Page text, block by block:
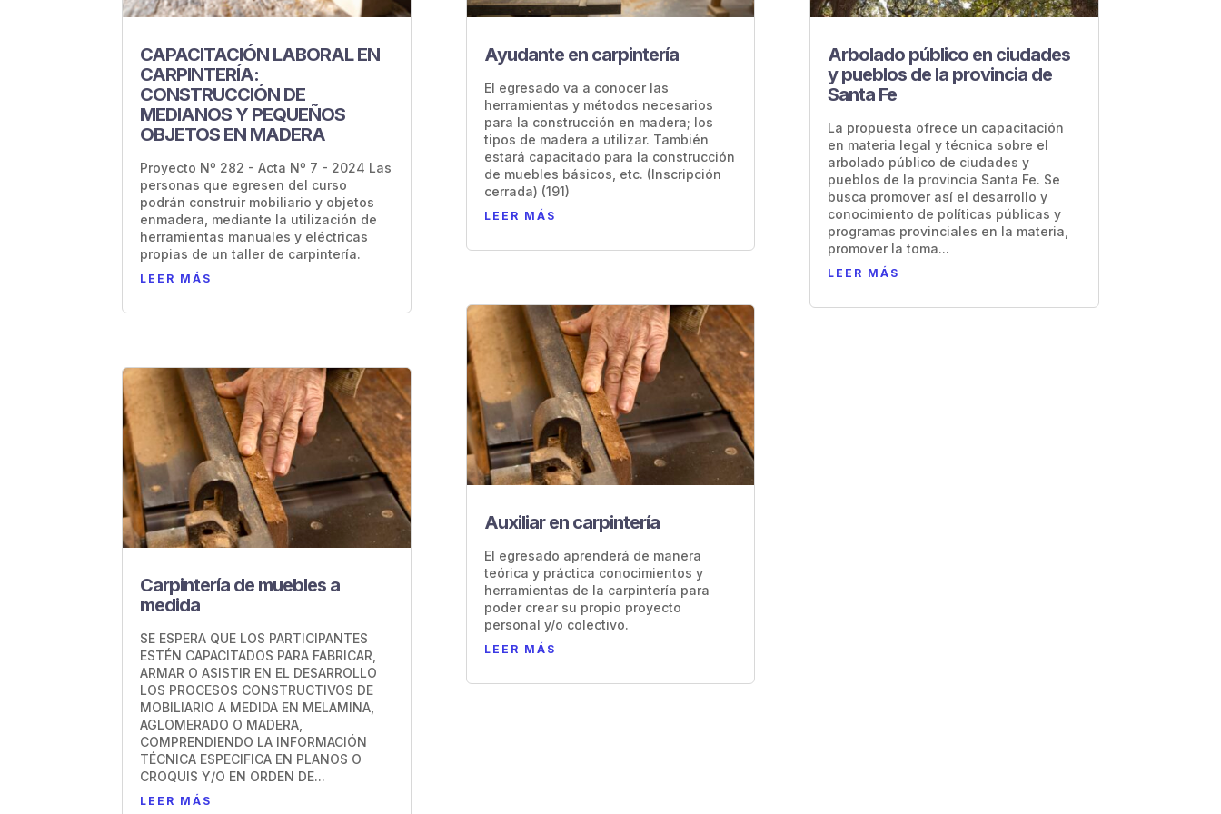
CAPACITACIÓN LABORAL EN
CARPINTERÍA:
CONSTRUCCIÓN DE
MEDIANOS Y PEQUEÑOS
OBJETOS EN MADERA
Proyecto Nº 282 - Acta Nº 7 - 2024 Las
personas que egresen del curso
podrán construir mobiliario y objetos
enmadera, mediante la utilización de
herramientas manuales y eléctricas
propias de un taller de carpintería.
LEER MÁS
Carpintería de muebles a
medida
SE ESPERA QUE LOS PARTICIPANTES
ESTÉN CAPACITADOS PARA FABRICAR,
ARMAR O ASISTIR EN EL DESARROLLO
LOS PROCESOS CONSTRUCTIVOS DE
MOBILIARIO A MEDIDA EN MELAMINA,
AGLOMERADO O MADERA,
COMPRENDIENDO LA INFORMACIÓN
TÉCNICA ESPECIFICA EN PLANOS O
CROQUIS Y/O EN ORDEN DE...
LEER MÁS
Ayudante en carpintería
El egresado va a conocer las
herramientas y métodos necesarios
para la construcción en madera; los
tipos de madera a utilizar. También
estará capacitado para la construcción
de muebles básicos, etc. (Inscripción
cerrada) (191)
LEER MÁS
Auxiliar en carpintería
El egresado aprenderá de manera
teórica y práctica conocimientos y
herramientas de la carpintería para
poder crear su propio proyecto
personal y/o colectivo.
LEER MÁS
Arbolado público en ciudades
y pueblos de la provincia de
Santa Fe
La propuesta ofrece un capacitación
en materia legal y técnica sobre el
arbolado público de ciudades y
pueblos de la provincia Santa Fe. Se
busca promover así el desarrollo y
conocimiento de políticas públicas y
programas provinciales en la materia,
promover la toma...
LEER MÁS